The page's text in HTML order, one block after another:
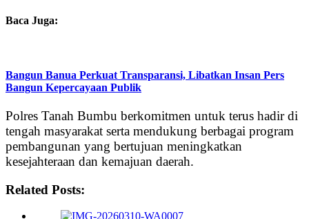
Baca Juga:
Bangun Banua Perkuat Transparansi, Libatkan Insan Pers
Bangun Kepercayaan Publik
Polres Tanah Bumbu berkomitmen untuk terus hadir di
tengah masyarakat serta mendukung berbagai program
pembangunan yang bertujuan meningkatkan
kesejahteraan dan kemajuan daerah.
Related Posts: